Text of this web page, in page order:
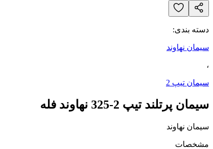
دسته بندی:
سیمان نهاوند
،
سیمان تیپ 2
سیمان پرتلند تیپ 2-325 نهاوند فله
سیمان نهاوند
مشخصات